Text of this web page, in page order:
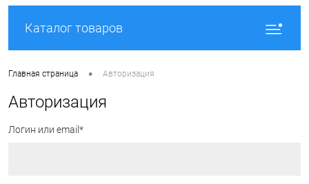
Каталог товаров
Главная страница • Авторизация
Авторизация
Логин или email*